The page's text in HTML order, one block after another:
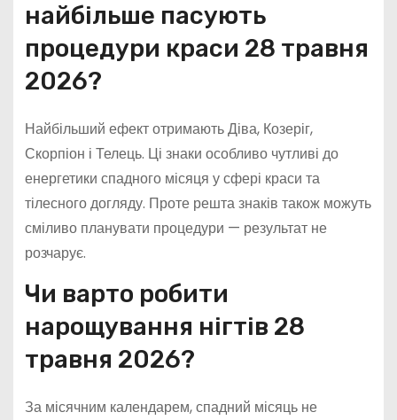
найбільше пасують
процедури краси 28 травня
2026?
Найбільший ефект отримають Діва, Козеріг,
Скорпіон і Телець. Ці знаки особливо чутливі до
енергетики спадного місяця у сфері краси та
тілесного догляду. Проте решта знаків також можуть
сміливо планувати процедури — результат не
розчарує.
Чи варто робити
нарощування нігтів 28
травня 2026?
За місячним календарем, спадний місяць не